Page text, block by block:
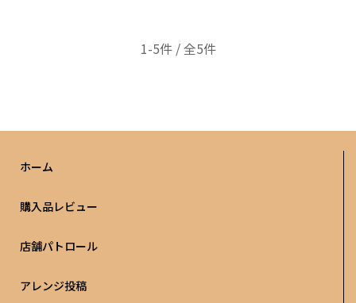
1-5件 / 全5件
ホーム
購入品レビュー
店舗パトロール
アレンジ投稿